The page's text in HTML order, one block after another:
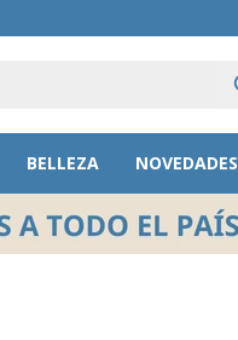
BELLEZA NOVEDADES